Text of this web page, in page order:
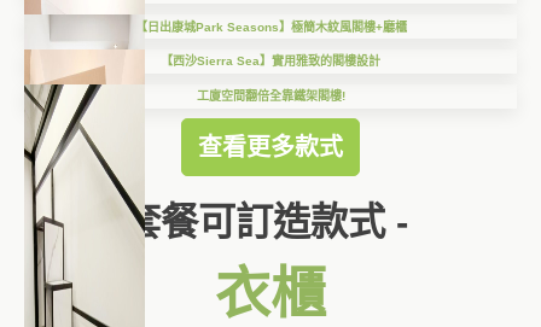
【日出康城Park Seasons】極簡木紋風閣樓+廳櫃
【西沙Sierra Sea】實用雅致的閣樓設計
工廈空間翻倍全靠鐵架閣樓!
查看更多款式
套餐可訂造款式 -
衣櫃